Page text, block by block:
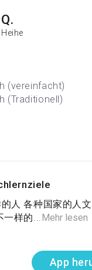
Q.
Heihe
(vereinfacht)
(Traditionell)
人 各种国家的人
一样的...Mehr lesen
App